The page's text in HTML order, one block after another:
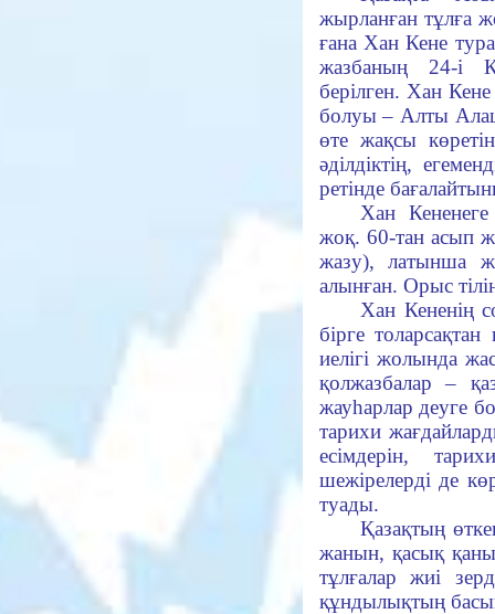
жырланған тұлға
ғана Хан Кене
жазбаның 24-і
берілген. Хан
болуы – Алты
өте жақсы
әділдіктің,
ретінде
Хан
жоқ. 60-тан асып
жазу), латынша
алынған. Орыс
Хан Кененің
бірге
иелігі жолында
қолжазбалар –
жауһарлар деуге
тарихи
есімдерін,
шежірелерді де
туады.
Қазақтың
жанын, қасық
тұлғалар жиі
құндылықтың